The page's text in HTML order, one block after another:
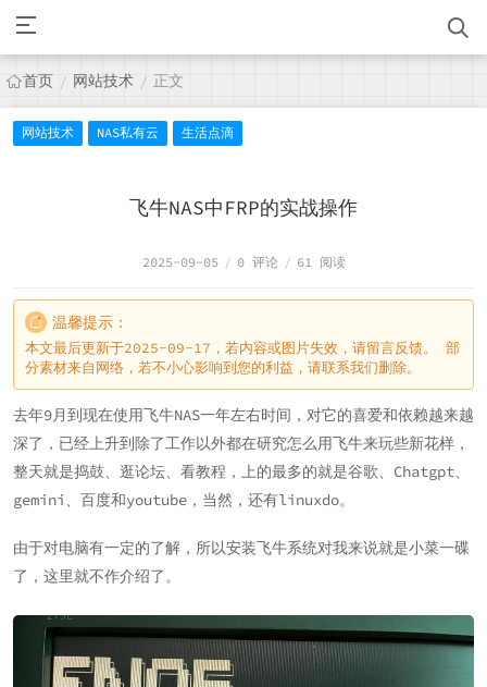
首页 / 网站技术 / 正文
网站技术 NAS私有云 生活点滴
飞牛NAS中FRP的实战操作
2025-09-05 / 0 评论 / 61 阅读
温馨提示：
本文最后更新于2025-09-17，若内容或图片失效，请留言反馈。 部
分素材来自网络，若不小心影响到您的利益，请联系我们删除。
去年9月到现在使用飞牛NAS一年左右时间，对它的喜爱和依赖越来越
深了，已经上升到除了工作以外都在研究怎么用飞牛来玩些新花样，
整天就是捣鼓、逛论坛、看教程，上的最多的就是谷歌、Chatgpt、
gemini、百度和youtube，当然，还有linuxdo。
由于对电脑有一定的了解，所以安装飞牛系统对我来说就是小菜一碟
了，这里就不作介绍了。